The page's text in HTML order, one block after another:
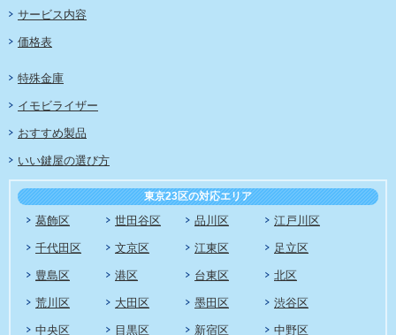
サービス内容
価格表
特殊金庫
イモビライザー
おすすめ製品
いい鍵屋の選び方
東京23区の対応エリア
葛飾区 世田谷区 品川区 江戸川区
千代田区 文京区 江東区 足立区
豊島区 港区 台東区 北区
荒川区 大田区 墨田区 渋谷区
中央区 目黒区 新宿区 中野区